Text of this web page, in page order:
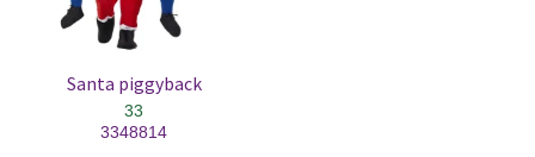
Santa piggyback
33
3348814